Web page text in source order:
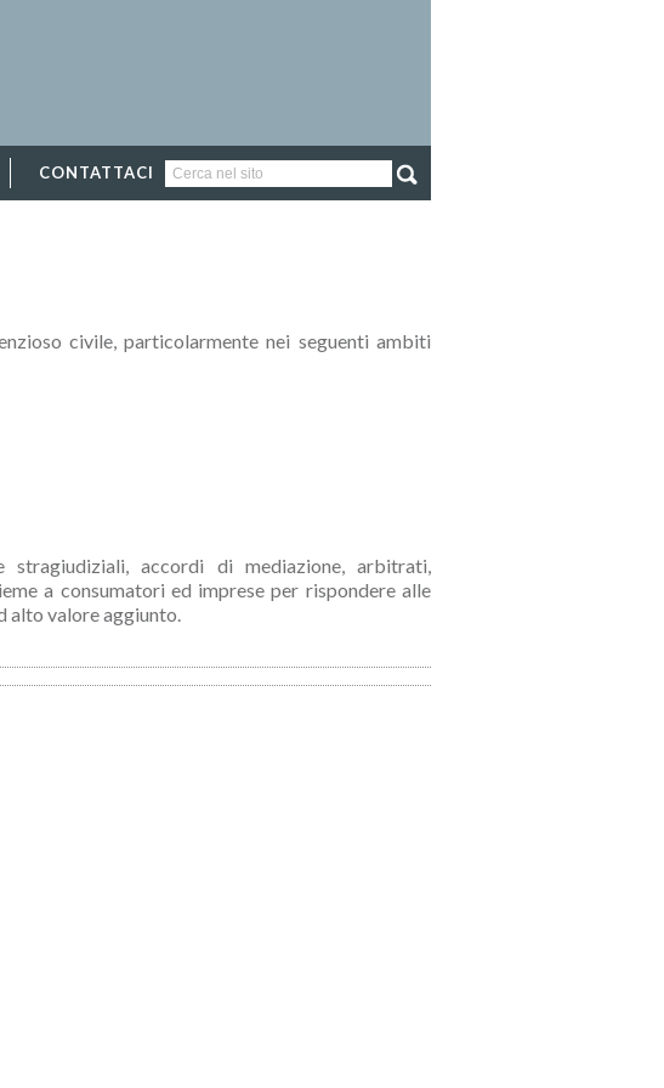
CONTATTACI
civile, particolarmente nei seguenti ambiti
stragiudiziali, accordi di mediazione, arbitrati,
a consumatori ed imprese per rispondere alle
alto valore aggiunto.